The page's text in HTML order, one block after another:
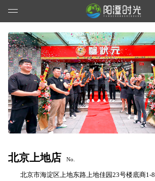
北京上地店 No.
北京市海淀区上地东路上地佳园23号楼底商1-8